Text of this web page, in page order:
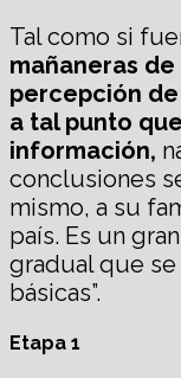
Tal como si
mañaneras de
percepción
a tal punto
información,
conclusiones
mismo, a su
país. Es un
gradual que
básicas”.
Etapa 1